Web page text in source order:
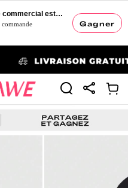
Gagner
ROMWE - Votre e-centre commercial esthétique
commande